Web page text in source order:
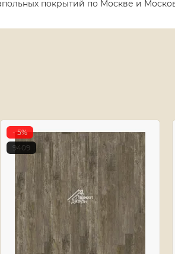
покрытий по Москве и
- 5%
9409